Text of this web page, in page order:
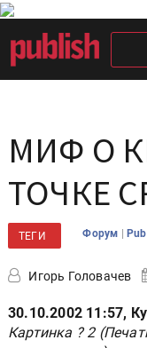
МИФ О
ТОЧКЕ
ТЕГИ Форум |
Игорь Головачев
30.10.2002 11:57,
Картинка ? 2